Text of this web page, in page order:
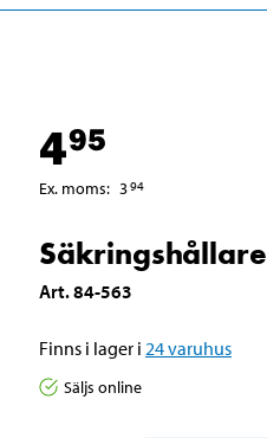
495
Ex. moms: 394
Säkringshållare
Art.84-563
Finns i lager i 24varuhus
Säljs online